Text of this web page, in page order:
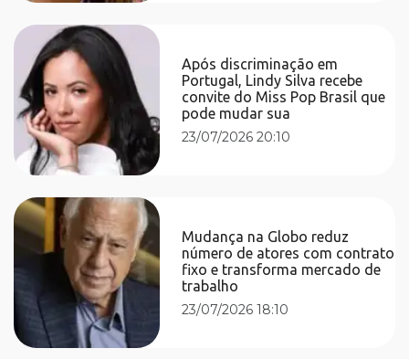
Após discriminação em
Portugal, Lindy Silva recebe
convite do Miss Pop Brasil que
pode mudar sua
23/07/2026 20:10
Mudança na Globo reduz
número de atores com contrato
fixo e transforma mercado de
trabalho
23/07/2026 18:10